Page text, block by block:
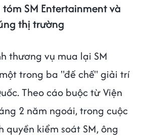
SM Entertainment và
thị trường
thương vụ mua lại SM
trong ba "đế chế" giải trí
Theo cáo buộc từ Viện
2 năm ngoái, trong cuộc
quyền kiểm soát SM, ông